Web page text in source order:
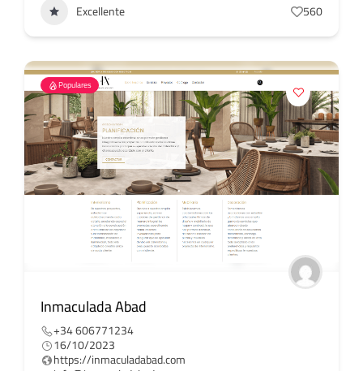
Excellente 560
Populares
Inmaculada Abad
+34 606771234
16/10/2023
https://inmaculadabad.com